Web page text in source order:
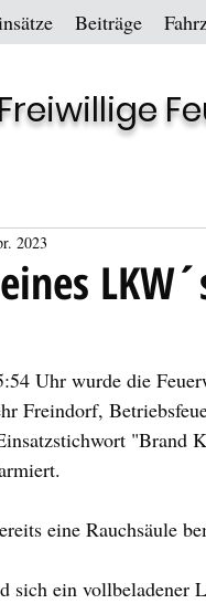
Beiträge
2023
Uhr wurde die
Freindorf,
eine Rauchsäule
sich ein